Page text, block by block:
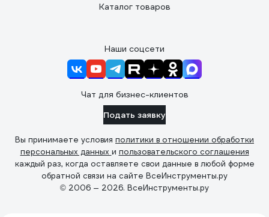
Каталог товаров
Наши соцсети
Чат для бизнес-клиентов
Подать заявку
Вы принимаете условия политики в отношении обработки
персональных данных и пользовательского соглашения
каждый раз, когда оставляете свои данные в любой форме
обратной связи на сайте ВсеИнструменты.ру
© 2006 — 2026. ВсеИнструменты.ру